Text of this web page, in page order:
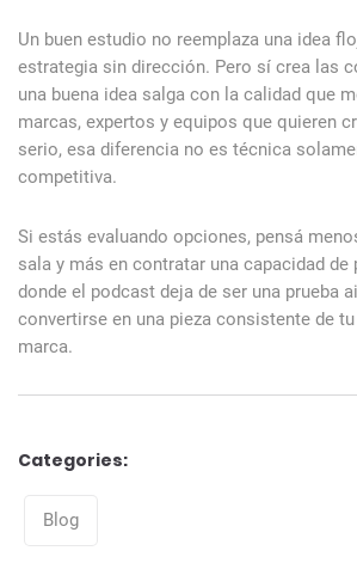
Un buen estudio no reemplaza una idea
estrategia sin dirección. Pero sí crea las
una buena idea salga con la calidad que
marcas, expertos y equipos que quieren
serio, esa diferencia no es técnica
competitiva.
Si estás evaluando opciones, pensá
sala y más en contratar una capacidad de
donde el podcast deja de ser una prueba
convertirse en una pieza consistente de
marca.
Categories:
Blog